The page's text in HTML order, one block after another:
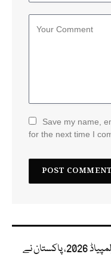
Save my name,
for the next time I
انٹرنیشنل نیوکلیئر سائنس اولمپیاڈ 2026، پاکستان نے